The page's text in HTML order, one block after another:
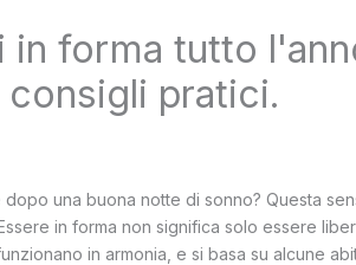
in forma tutto
pratici.
una buona notte di sonno? Questa
in forma non significa solo essere
in armonia, e si basa su alcune